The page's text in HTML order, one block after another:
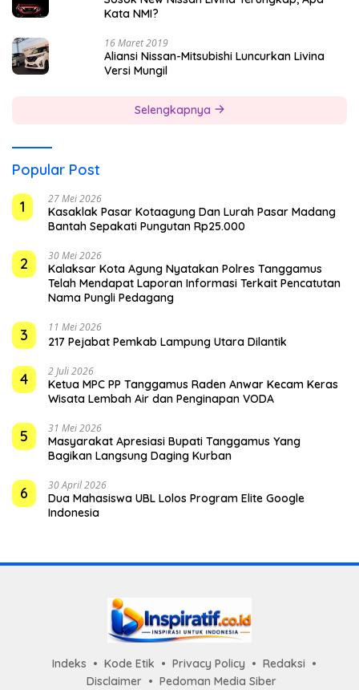
Kata NMI?
16 Maret 2019
Aliansi Nissan-Mitsubishi Luncurkan Livina
Versi Mungil
Selengkapnya
Popular Post
1
27 Mei 2026
Kasaklak Pasar Kotaagung Dan Lurah Pasar Madang
Bantah Sepakati Pungutan Rp25.000
2 30 Mei 2026
Kalaksar Kota Agung Nyatakan Polres Tanggamus
Telah Mendapat Laporan Informasi Terkait Pencatutan
Nama Pungli Pedagang
3 11 Mei 2026
217 Pejabat Pemkab Lampung Utara Dilantik
4 2 Juli 2026
Ketua MPC PP Tanggamus Raden Anwar Kecam Keras
Wisata Lembah Air dan Penginapan VODA
5 31 Mei 2026
Masyarakat Apresiasi Bupati Tanggamus Yang
Bagikan Langsung Daging Kurban
6 30 April 2026
Dua Mahasiswa UBL Lolos Program Elite Google
Indonesia
Indeks Kode Etik Privacy Policy
Redaksi
Disclaimer
Pedoman Media Siber